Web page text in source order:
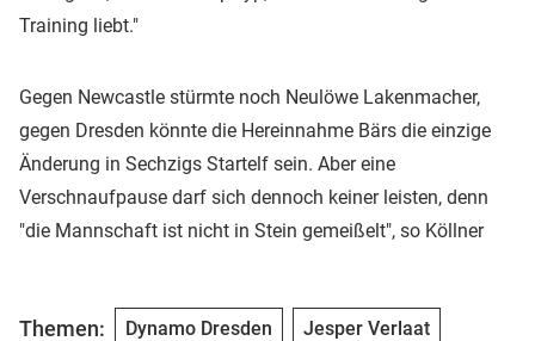
Training liebt."
Gegen Newcastle stürmte noch Neulöwe Lakenmacher,
gegen Dresden könnte die Hereinnahme Bärs die einzige
Änderung in Sechzigs Startelf sein. Aber eine
Verschnaufpause darf sich dennoch keiner leisten, denn
"die Mannschaft ist nicht in Stein gemeißelt", so Köllner
Themen: Dynamo Dresden Jesper Verlaat